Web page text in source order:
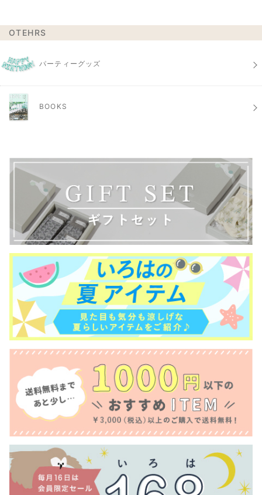
OTEHRS
パーティーグッズ
BOOKS